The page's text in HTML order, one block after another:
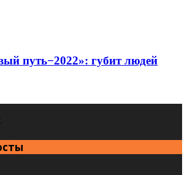
путь−2022»: губит людей